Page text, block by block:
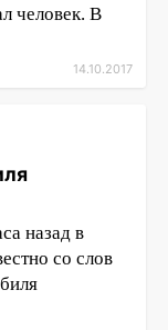
человек. В
14.10.2017
назад в
со слов